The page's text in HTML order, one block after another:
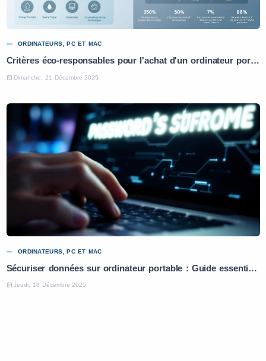
ORDINATEURS, PC ET MAC
Critères éco-responsables pour l'achat d'un ordinateur portable : Guide pratique
Dimanche, 21 Décembre 2025
ORDINATEURS, PC ET MAC
Sécuriser données sur ordinateur portable : Guide essentiel en 5 étapes
Jeudi, 18 Décembre 2025